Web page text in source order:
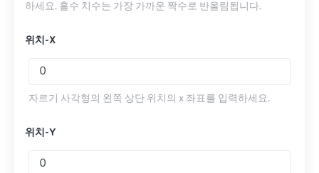
하세요. 홀수 치수는 가장 가까운 짝수로 반올림됩니다.
위치-X
자르기 사각형의 왼쪽 상단 위치의 x 좌표를 입력하세요.
위치-Y